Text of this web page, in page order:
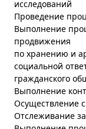
исследований
Проведение
Выполнение
продвижения
по хранению и
социальной
гражданского
Выполнение
Осуществление
Отслеживание